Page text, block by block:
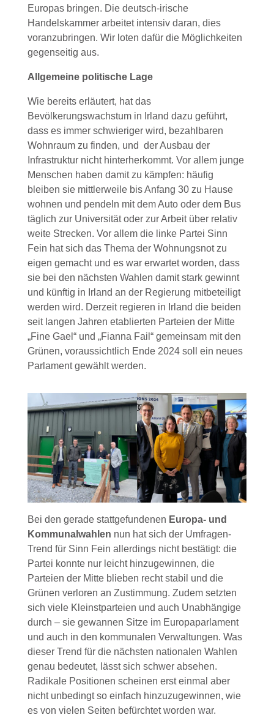
Europas bringen. Die deutsch-irische
Handelskammer arbeitet intensiv daran, dies
voranzubringen. Wir loten dafür die Möglichkeiten
gegenseitig aus.
Allgemeine politische Lage
Wie bereits erläutert, hat das
Bevölkerungswachstum in Irland dazu geführt,
dass es immer schwieriger wird, bezahlbaren
Wohnraum zu finden, und der Ausbau der
Infrastruktur nicht hinterherkommt. Vor allem junge
Menschen haben damit zu kämpfen: häufig
bleiben sie mittlerweile bis Anfang 30 zu Hause
wohnen und pendeln mit dem Auto oder dem Bus
täglich zur Universität oder zur Arbeit über relativ
weite Strecken. Vor allem die linke Partei Sinn
Fein hat sich das Thema der Wohnungsnot zu
eigen gemacht und es war erwartet worden, dass
sie bei den nächsten Wahlen damit stark gewinnt
und künftig in Irland an der Regierung mitbeteiligt
werden wird. Derzeit regieren in Irland die beiden
seit langen Jahren etablierten Parteien der Mitte
„Fine Gael“ und „Fianna Fail“ gemeinsam mit den
Grünen, voraussichtlich Ende 2024 soll ein neues
Parlament gewählt werden.
Bei den gerade stattgefundenen Europa- und
Kommunalwahlen nun hat sich der Umfragen-
Trend für Sinn Fein allerdings nicht bestätigt: die
Partei konnte nur leicht hinzugewinnen, die
Parteien der Mitte blieben recht stabil und die
Grünen verloren an Zustimmung. Zudem setzten
sich viele Kleinstparteien und auch Unabhängige
durch – sie gewannen Sitze im Europaparlament
und auch in den kommunalen Verwaltungen. Was
dieser Trend für die nächsten nationalen Wahlen
genau bedeutet, lässt sich schwer absehen.
Radikale Positionen scheinen erst einmal aber
nicht unbedingt so einfach hinzuzugewinnen, wie
es von vielen Seiten befürchtet worden war.